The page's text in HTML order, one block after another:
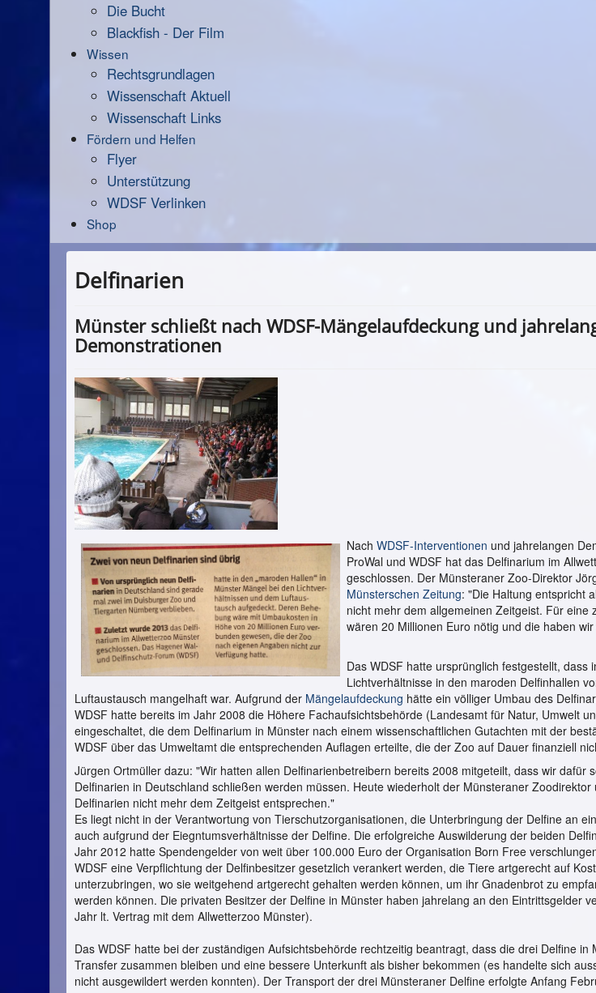
Die Bucht
Blackfish - Der Film
Wissen
Rechtsgrundlagen
Wissenschaft Aktuell
Wissenschaft Links
Fördern und Helfen
Flyer
Unterstützung
WDSF Verlinken
Shop
Delfinarien
Münster schließt nach WDSF-Mängelaufdeckung und
Demonstrationen
Nach WDSF-Interventionen und jahrelangen
ProWal und WDSF hat das Delfinarium im
geschlossen. Der Münsteraner Zoo-Direktor
Münsterschen Zeitung: "Die Haltung entspricht
nicht mehr dem allgemeinen Zeitgeist. Für eine
wären 20 Millionen Euro nötig und die haben
Das WDSF hatte ursprünglich festgestellt, dass
Lichtverhältnisse in den maroden Delfinhallen
Luftaustausch mangelhaft war. Aufgrund der Mängelaufdeckung hätte ein völliger Umbau des
WDSF hatte bereits im Jahr 2008 die Höhere Fachaufsichtsbehörde (Landesamt für Natur, Umwelt
eingeschaltet, die dem Delfinarium in Münster nach einem wissenschaftlichen Gutachten mit der
WDSF über das Umweltamt die entsprechenden Auflagen erteilte, die der Zoo auf Dauer finanziell
Jürgen Ortmüller dazu: "Wir hatten allen Delfinarienbetreibern bereits 2008 mitgeteilt, dass wir dafür
Delfinarien in Deutschland schließen werden müssen. Heute wiederholt der Münsteraner
Delfinarien nicht mehr dem Zeitgeist entsprechen."
Es liegt nicht in der Verantwortung von Tierschutzorganisationen, die Unterbringung der Delfine an
auch aufgrund der Eiegntumsverhältnisse der Delfine. Die erfolgreiche Auswilderung der beiden
Jahr 2012 hatte Spendengelder von weit über 100.000 Euro der Organisation Born Free
WDSF eine Verpflichtung der Delfinbesitzer gesetzlich verankert werden, die Tiere artgerecht auf
unterzubringen, wo sie weitgehend artgerecht gehalten werden können, um ihr Gnadenbrot zu
werden können. Die privaten Besitzer der Delfine in Münster haben jahrelang an den Eintrittsgelder
Jahr lt. Vertrag mit dem Allwetterzoo Münster).
Das WDSF hatte bei der zuständigen Aufsichtsbehörde rechtzeitig beantragt, dass die drei Delfine in
Transfer zusammen bleiben und eine bessere Unterkunft als bisher bekommen (es handelte sich
nicht ausgewildert werden konnten). Der Transport der drei Münsteraner Delfine erfolgte Anfang